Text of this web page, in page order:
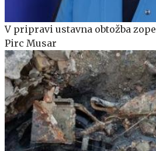
V pripravi ustavna obtožba
Pirc Musar